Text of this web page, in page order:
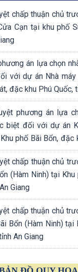
chấp thuận chủ
Cạn tại khu phố
án lựa chọn
với dự án Nhà
đặc khu Phú Quốc,
phương án lựa
biệt đối với dự án
phố Bãi Bổn, đặc
chấp thuận chủ
(Hàm Ninh) tại
Giang
chấp thuận chủ
Bổn (Hàm Ninh) tại
An Giang